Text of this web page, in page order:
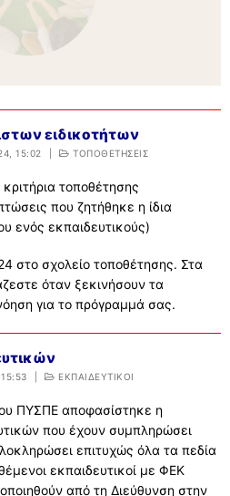
ειδικοτήτων
15:02 ΤΟΠΟΘΕΤΗΣΕΙΣ
κριτήρια τοποθέτησης
που ζητήθηκε η ίδια
ενός εκπαιδευτικούς)
στο σχολείο τοποθέτησης. Στα
όταν ξεκινήσουν τα
για το πρόγραμμά σας.
ΕΚΠΑΙΔΕΥΤΙΚΟΙ
ΠΥΣΠΕ αποφασίστηκε η
που έχουν συμπληρώσει
επιτυχώς όλα τα πεδία
εκπαιδευτικοί με ΦΕΚ
από τη Διεύθυνση στην